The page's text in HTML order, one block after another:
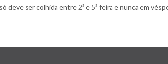
deve ser colhida entre 2ª e 5ª feira e nunca em